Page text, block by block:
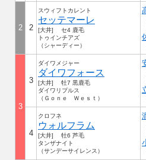
2 2
スウィフトカレント
セッテマーレ
[大井] セ4 鹿毛
トゥインチアズ
（シャーディー）
3
3
ダイワメジャー
ダイワフォース
[大井] 牡7 黒鹿毛
ダイワリプルス
（Ｇｏｎｅ Ｗｅｓｔ）
4
クロフネ
ウォルフラム
[大井] 牡6 芦毛
タンザナイト
（サンデーサイレンス）